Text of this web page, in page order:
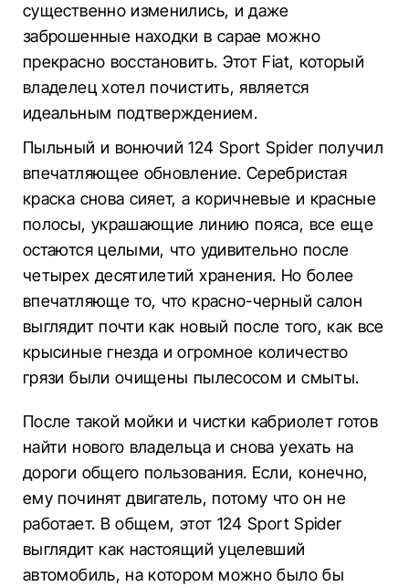
существенно изменились, и даже
заброшенные находки в сарае можно
прекрасно восстановить. Этот Fiat, который
владелец хотел почистить, является
идеальным подтверждением.
Пыльный и вонючий 124 Sport Spider получил
впечатляющее обновление. Серебристая
краска снова сияет, а коричневые и красные
полосы, украшающие линию пояса, все еще
остаются целыми, что удивительно после
четырех десятилетий хранения. Но более
впечатляюще то, что красно-черный салон
выглядит почти как новый после того, как все
крысиные гнезда и огромное количество
грязи были очищены пылесосом и смыты.
После такой мойки и чистки кабриолет готов
найти нового владельца и снова уехать на
дороги общего пользования. Если, конечно,
ему починят двигатель, потому что он не
работает. В общем, этот 124 Sport Spider
выглядит как настоящий уцелевший
автомобиль, на котором можно было бы